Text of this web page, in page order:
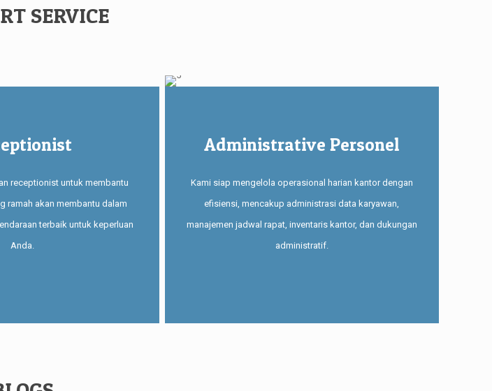
SERVICE
receptionist untuk membantu
ramah akan membantu dalam
terbaik untuk keperluan
Anda.
Administrative Personel
Kami siap mengelola operasional harian kantor dengan
efisiensi, mencakup administrasi data karyawan,
manajemen jadwal rapat, inventaris kantor, dan dukungan
administratif.